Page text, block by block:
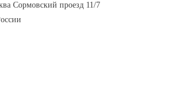
Сормовский проезд 11/7